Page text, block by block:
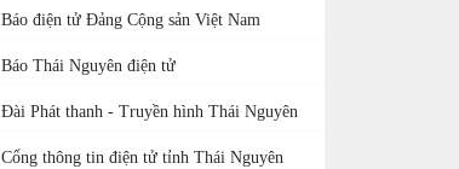
Báo điện tử Đảng Cộng sản Việt Nam
Báo Thái Nguyên điện tử
Đài Phát thanh - Truyền hình Thái Nguyên
Cổng thông tin điện tử tỉnh Thái Nguyên